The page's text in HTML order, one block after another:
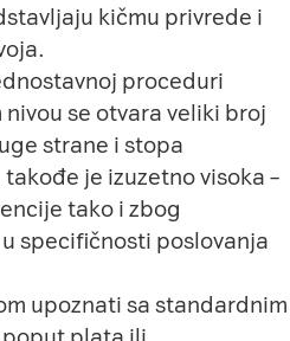
kičmu privrede i
proceduri
se otvara veliki broj
strane i stopa
je izuzetno visoka –
tako i zbog
specifičnosti poslovanja
upoznati sa standardnim